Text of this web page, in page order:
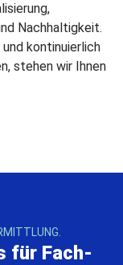
Nachhaltigkeit.
kontinuierlich
stehen wir Ihnen
für Fach-